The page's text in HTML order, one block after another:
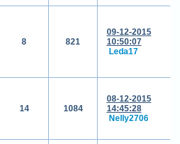
8 821
09-12-2015
10:50:07
Leda17
14 1084
08-12-2015
14:45:28
Nelly2706